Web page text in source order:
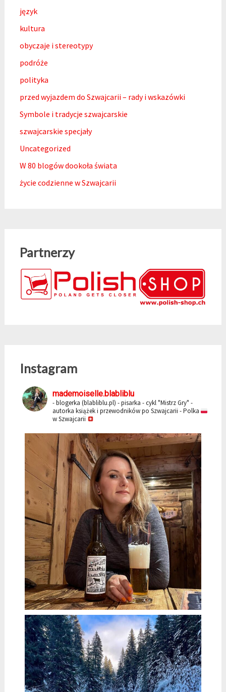
język
kultura
obyczaje i stereotypy
podróże
polityka
przed wyjazdem do Szwajcarii – rady i wskazówki
Symbole i tradycje szwajcarskie
szwajcarskie specjały
Uncategorized
W 80 blogów dookoła świata
życie codzienne w Szwajcarii
Partnerzy
Instagram
mademoiselle.blabliblu
- blogerka (blabliblu.pl) - pisarka - cykl "Mistrz Gry" -
autorka książek i przewodników po Szwajcarii - Polka
w Szwajcarii